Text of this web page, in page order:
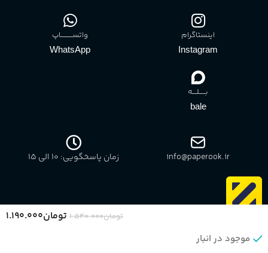
تومان۱.۵۴۰.۰۰۰ تومان۱.۱۹۰.۰۰۰
موجود در انبار
اینستاگرام
Instagram
واتســــــــــاپ
WhatsApp
بـــــلــــه
bale
info@paperook.ir زمان پاسخگویی: 10 الی ۱5